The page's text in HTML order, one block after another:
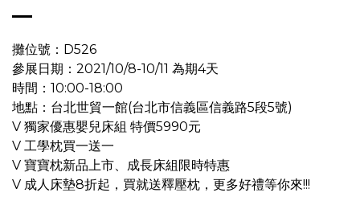
攤位號：D526
參展日期：2021/10/8-10/11 為期4天
時間：10:00-18:00
地點：台北世貿一館(台北市信義區信義路5段5號)
V 獨家優惠嬰兒床組 特價5990元
V 工學枕買一送一
V 寶寶枕新品上市、成長床組限時特惠
V 成人床墊8折起，買就送釋壓枕， 更多好禮等你來!!!